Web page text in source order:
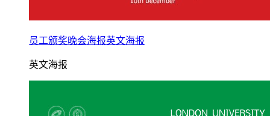
员工颁奖晚会海报英文海报
英文海报